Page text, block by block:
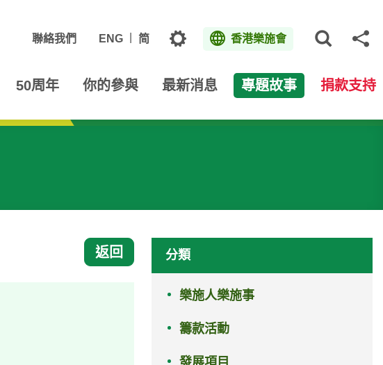
聯絡我們 ENG 简 主題 香港樂施會
50周年 你的參與 最新消息 專題故事 捐款支持
返回 分類
樂施人樂施事
籌款活動